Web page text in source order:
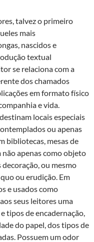
talvez o primeiro
mais
nascidos e
textual
se relaciona com a
dos chamados
em formato físico
e vida.
locais especiais
ou apenas
bibliotecas, mesas de
apenas como objeto
ou mesmo
ou erudição. Em
e usados como
seus leitores uma
tipos de encadernação,
do papel, dos tipos de
Possuem um odor